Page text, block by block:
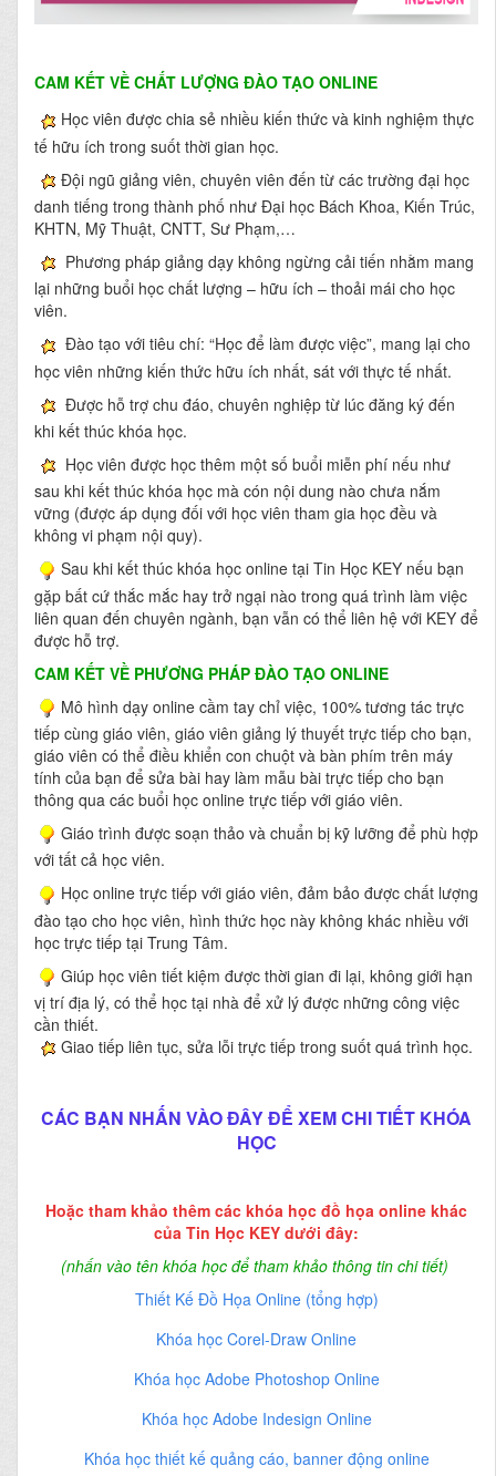
CAM KẾT VỀ CHẤT LƯỢNG ĐÀO TẠO ONLINE
Học viên được chia sẻ nhiều kiến thức và kinh nghiệm thực
tế hữu ích trong suốt thời gian học.
Đội ngũ giảng viên, chuyên viên đến từ các trường đại học
danh tiếng trong thành phố như Đại học Bách Khoa, Kiến Trúc,
KHTN, Mỹ Thuật, CNTT, Sư Phạm,…
Phương pháp giảng dạy không ngừng cải tiến nhằm mang
lại những buổi học chất lượng – hữu ích – thoải mái cho học
viên.
Đào tạo với tiêu chí: “Học để làm được việc”, mang lại cho
học viên những kiến thức hữu ích nhất, sát với thực tế nhất.
Được hỗ trợ chu đáo, chuyên nghiệp từ lúc đăng ký đến
khi kết thúc khóa học.
Học viên được học thêm một số buổi miễn phí nếu như
sau khi kết thúc khóa học mà cón nội dung nào chưa nắm
vững (được áp dụng đối với học viên tham gia học đều và
không vi phạm nội quy).
Sau khi kết thúc khóa học online tại Tin Học KEY nếu bạn
gặp bất cứ thắc mắc hay trở ngại nào trong quá trình làm việc
liên quan đến chuyên ngành, bạn vẫn có thể liên hệ với KEY để
được hỗ trợ.
CAM KẾT VỀ PHƯƠNG PHÁP ĐÀO TẠO ONLINE
Mô hình dạy online cầm tay chỉ việc, 100% tương tác trực
tiếp cùng giáo viên, giáo viên giảng lý thuyết trực tiếp cho bạn,
giáo viên có thể điều khiển con chuột và bàn phím trên máy
tính của bạn để sửa bài hay làm mẫu bài trực tiếp cho bạn
thông qua các buổi học online trực tiếp với giáo viên.
Giáo trình được soạn thảo và chuẩn bị kỹ lưỡng để phù hợp
với tất cả học viên.
Học online trực tiếp với giáo viên, đảm bảo được chất lượng
đào tạo cho học viên, hình thức học này không khác nhiều với
học trực tiếp tại Trung Tâm.
Giúp học viên tiết kiệm được thời gian đi lại, không giới hạn
vị trí địa lý, có thể học tại nhà để xử lý được những công việc
cần thiết.
Giao tiếp liên tục, sửa lỗi trực tiếp trong suốt quá trình học.
CÁC BẠN NHẤN VÀO ĐÂY ĐỂ XEM CHI TIẾT KHÓA
HỌC
Hoặc tham khảo thêm các khóa học đồ họa online khác
của Tin Học KEY dưới đây:
(nhấn vào tên khóa học để tham khảo thông tin chi tiết)
Thiết Kế Đồ Họa Online (tổng hợp)
Khóa học Corel-Draw Online
Khóa học Adobe Photoshop Online
Khóa học Adobe Indesign Online
Khóa học thiết kế quảng cáo, banner động online